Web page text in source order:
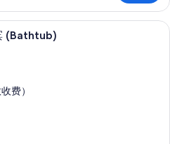
高档床上用品、加厚床垫、客房内保
(Bathtub)
费）